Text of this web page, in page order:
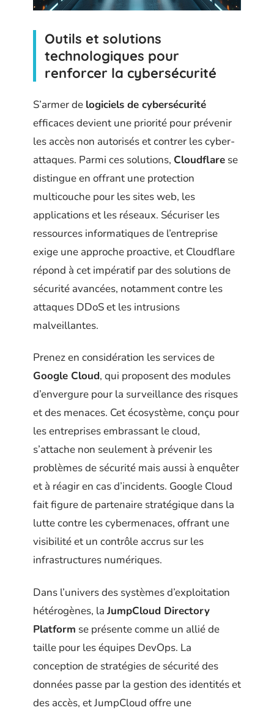
Outils et solutions
technologiques pour
renforcer la cybersécurité
S’armer de logiciels de cybersécurité
efficaces devient une priorité pour prévenir
les accès non autorisés et contrer les cyber-
attaques. Parmi ces solutions, Cloudflare se
distingue en offrant une protection
multicouche pour les sites web, les
applications et les réseaux. Sécuriser les
ressources informatiques de l’entreprise
exige une approche proactive, et Cloudflare
répond à cet impératif par des solutions de
sécurité avancées, notamment contre les
attaques DDoS et les intrusions
malveillantes.
Prenez en considération les services de
Google Cloud, qui proposent des modules
d’envergure pour la surveillance des risques
et des menaces. Cet écosystème, conçu pour
les entreprises embrassant le cloud,
s’attache non seulement à prévenir les
problèmes de sécurité mais aussi à enquêter
et à réagir en cas d’incidents. Google Cloud
fait figure de partenaire stratégique dans la
lutte contre les cybermenaces, offrant une
visibilité et un contrôle accrus sur les
infrastructures numériques.
Dans l’univers des systèmes d’exploitation
hétérogènes, laJumpCloud Directory
Platform se présente comme un allié de
taille pour les équipes DevOps. La
conception de stratégies de sécurité des
données passe par la gestion des identités et
des accès, et JumpCloud offre une